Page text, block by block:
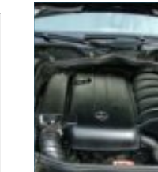
venskaber,
store
Nogle af de mest
ikoniske film i
har netop brugt
landevejen som